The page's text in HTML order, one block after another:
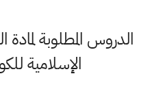
الدروس المطلوبة لمادة
الإسلامية